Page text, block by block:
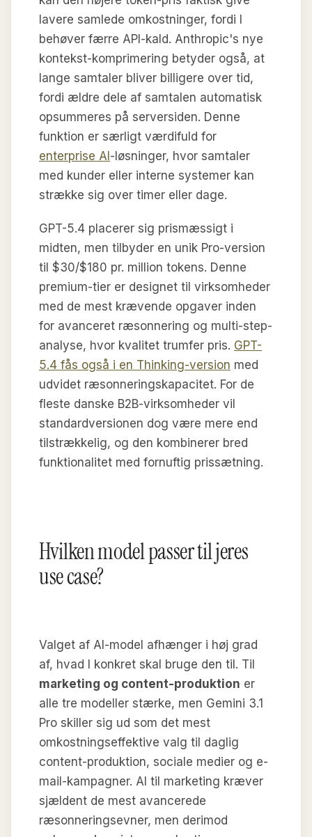
lavere samlede omkostninger, fordi I
behøver færre API-kald. Anthropic's nye
kontekst-komprimering betyder også, at
lange samtaler bliver billigere over tid,
fordi ældre dele af samtalen automatisk
opsummeres på serversiden. Denne
funktion er særligt værdifuld for
enterprise AI-løsninger, hvor samtaler
med kunder eller interne systemer kan
strække sig over timer eller dage.
GPT-5.4 placerer sig prismæssigt i
midten, men tilbyder en unik Pro-version
til $30/$180 pr. million tokens. Denne
premium-tier er designet til virksomheder
med de mest krævende opgaver inden
for avanceret ræsonnering og multi-step-
analyse, hvor kvalitet trumfer pris. GPT-
5.4 fås også i en Thinking-version med
udvidet ræsonneringskapacitet. For de
fleste danske B2B-virksomheder vil
standardversionen dog være mere end
tilstrækkelig, og den kombinerer bred
funktionalitet med fornuftig prissætning.
Hvilken model passer til jeres
use case?
Valget af AI-model afhænger i høj grad
af, hvad I konkret skal bruge den til. Til
marketing og content-produktion er
alle tre modeller stærke, men Gemini 3.1
Pro skiller sig ud som det mest
omkostningseffektive valg til daglig
content-produktion, sociale medier og e-
mail-kampagner. AI til marketing kræver
sjældent de mest avancerede
ræsonneringsevner, men derimod